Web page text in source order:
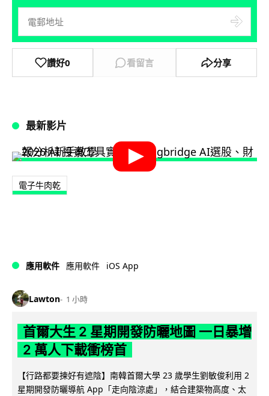
讚好0 看留言 分享
最新影片
電子牛肉乾
應用軟件 應用軟件 iOS App
Lawton 1 小時
首爾大生 2 星期開發防曬地圖 一日暴增
2 萬人下載衝榜首
【行路都要揀好有遮陰】南韓首爾大學 23 歲學生劉敏俊利用 2
星期開發防曬導航 App「走向陰涼處」，結合建築物高度、太